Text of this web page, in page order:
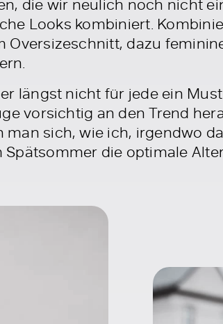
Looks kombiniert.
Oversizeschnitt, dazu
längst nicht für jede ein
vorsichtig an den Trend
man sich, wie ich, irgendwo
die optimale